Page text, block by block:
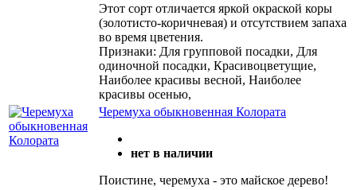
Этот сорт отличается яркой окраской коры
(золотисто-коричневая) и отсутствием запаха
во время цветения.
Признаки: Для групповой посадки, Для
одиночной посадки, Красивоцветущие,
Наиболее красивы весной, Наиболее
красивы осенью,
Черемуха обыкновенная Колората
нет в наличии
Поистине, черемуха - это майское дерево!